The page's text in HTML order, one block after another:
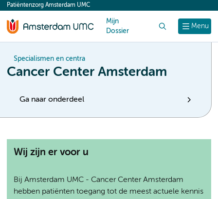
content
Menu
Patiëntenzorg Amsterdam UMC
Mijn
Dossier
Specialismen en centra
Cancer Center Amsterdam
Ga naar onderdeel
Wij zijn er voor u
Bij Amsterdam UMC - Cancer Center Amsterdam
hebben patiënten toegang tot de meest actuele kennis